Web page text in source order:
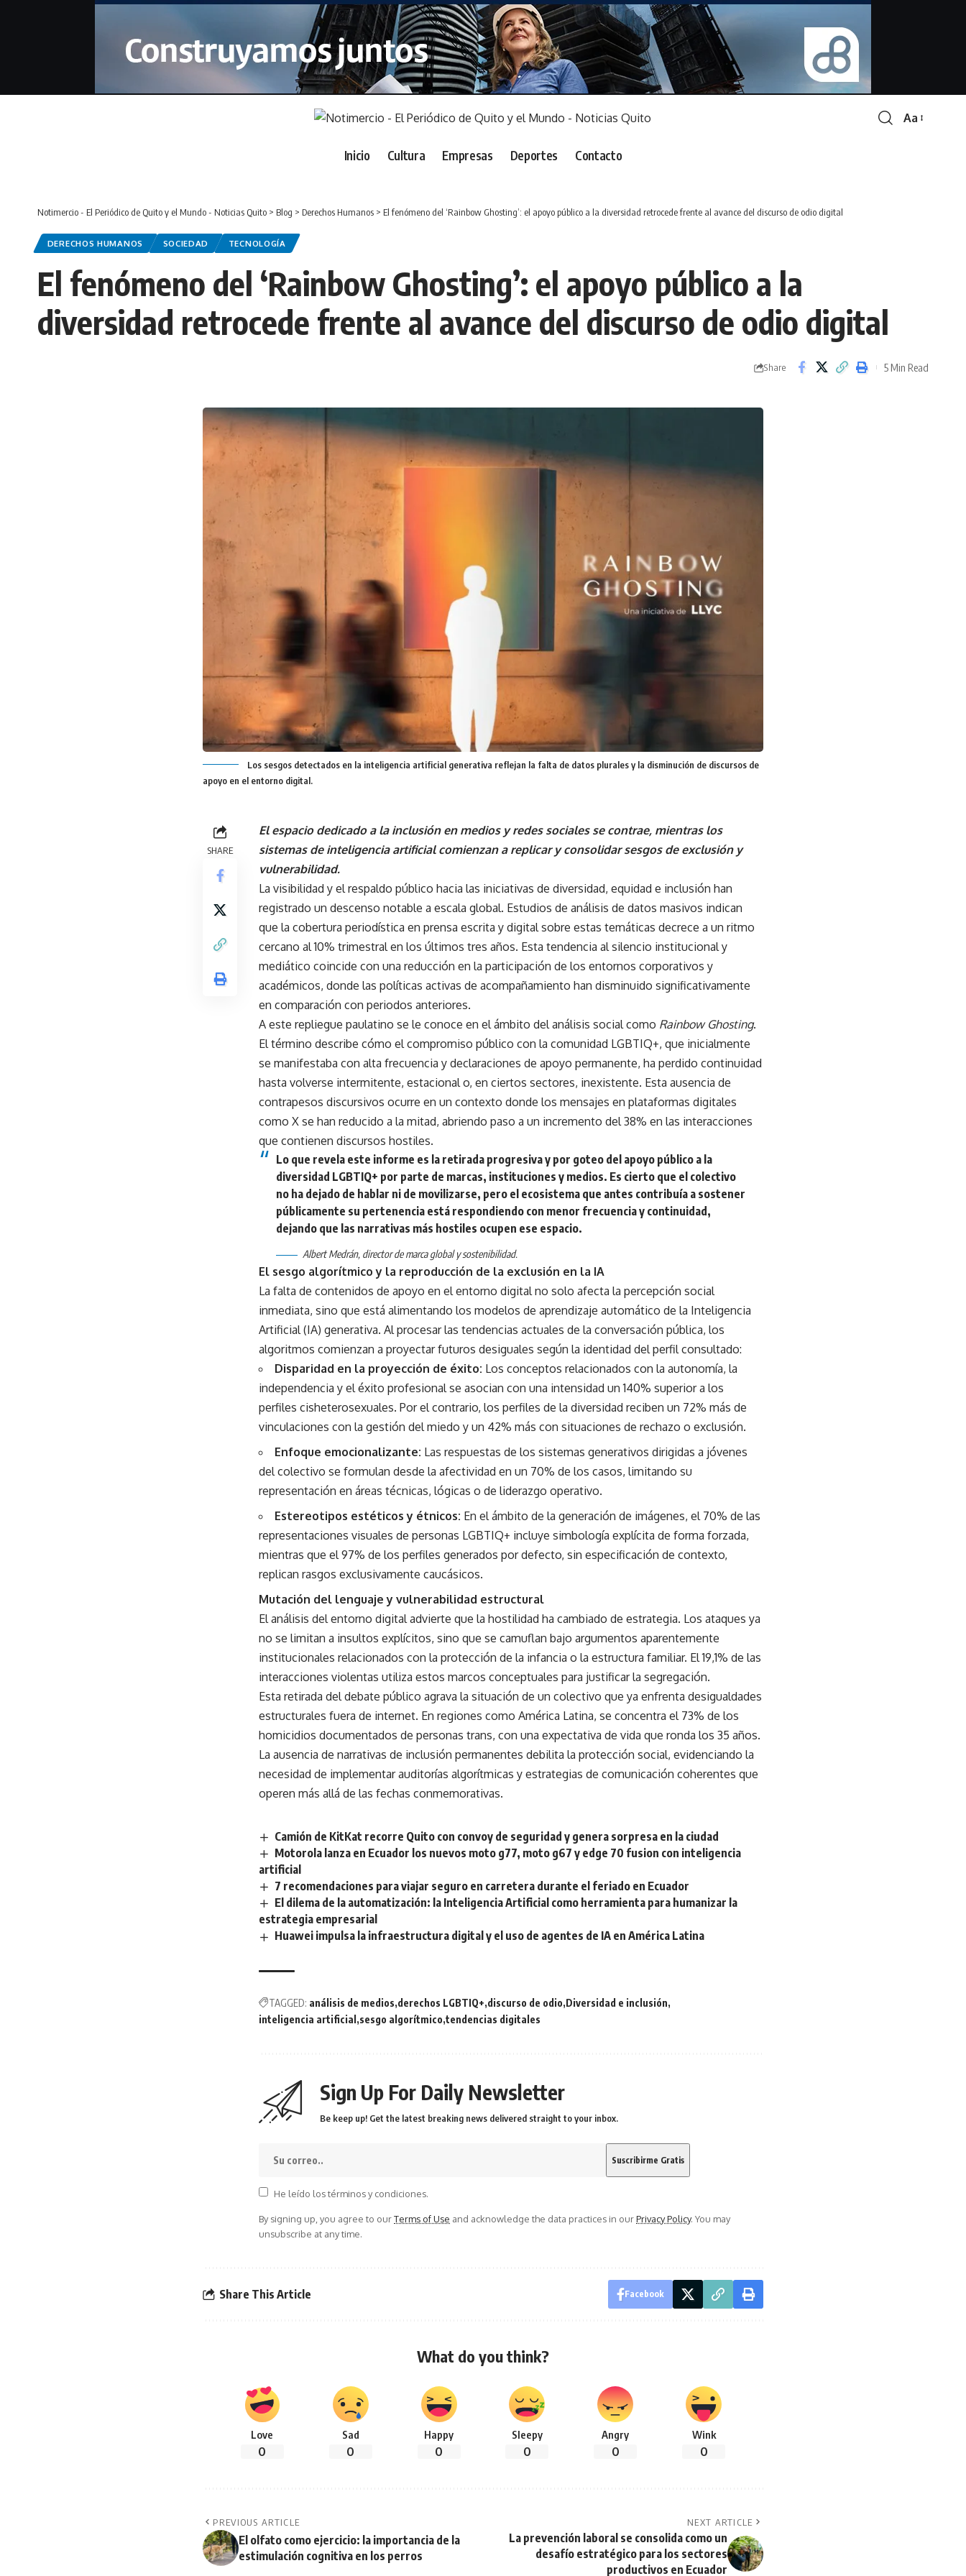
Font
Aa
Inicio Cultura Empresas Deportes Contacto
Notimercio - El Periódico de Quito y el Mundo - Noticias Quito > Blog > Derechos Humanos > El fenómeno del ‘Rainbow Ghosting’: el apoyo público a la diversidad retrocede frente al avance del discurso de odio digital
DERECHOS HUMANOS SOCIEDAD TECNOLOGÍA
El fenómeno del ‘Rainbow Ghosting’: el apoyo público a la
diversidad retrocede frente al avance del discurso de odio digital
Share 5 Min Read
Los sesgos detectados en la inteligencia artificial generativa reflejan la falta de datos plurales y la disminución de discursos de
apoyo en el entorno digital.
SHARE
El espacio dedicado a la inclusión en medios y redes sociales se contrae, mientras los
sistemas de inteligencia artificial comienzan a replicar y consolidar sesgos de exclusión y
vulnerabilidad.
La visibilidad y el respaldo público hacia las iniciativas de diversidad, equidad e inclusión han
registrado un descenso notable a escala global. Estudios de análisis de datos masivos indican
que la cobertura periodística en prensa escrita y digital sobre estas temáticas decrece a un ritmo
cercano al 10% trimestral en los últimos tres años. Esta tendencia al silencio institucional y
mediático coincide con una reducción en la participación de los entornos corporativos y
académicos, donde las políticas activas de acompañamiento han disminuido significativamente
en comparación con periodos anteriores.
A este repliegue paulatino se le conoce en el ámbito del análisis social como Rainbow Ghosting.
El término describe cómo el compromiso público con la comunidad LGBTIQ+, que inicialmente
se manifestaba con alta frecuencia y declaraciones de apoyo permanente, ha perdido continuidad
hasta volverse intermitente, estacional o, en ciertos sectores, inexistente. Esta ausencia de
contrapesos discursivos ocurre en un contexto donde los mensajes en plataformas digitales
como X se han reducido a la mitad, abriendo paso a un incremento del 38% en las interacciones
que contienen discursos hostiles.
Lo que revela este informe es la retirada progresiva y por goteo del apoyo público a la
diversidad LGBTIQ+ por parte de marcas, instituciones y medios. Es cierto que el colectivo
no ha dejado de hablar ni de movilizarse, pero el ecosistema que antes contribuía a sostener
públicamente su pertenencia está respondiendo con menor frecuencia y continuidad,
dejando que las narrativas más hostiles ocupen ese espacio.
Albert Medrán, director de marca global y sostenibilidad.
El sesgo algorítmico y la reproducción de la exclusión en la IA
La falta de contenidos de apoyo en el entorno digital no solo afecta la percepción social
inmediata, sino que está alimentando los modelos de aprendizaje automático de la Inteligencia
Artificial (IA) generativa. Al procesar las tendencias actuales de la conversación pública, los
algoritmos comienzan a proyectar futuros desiguales según la identidad del perfil consultado:
Disparidad en la proyección de éxito: Los conceptos relacionados con la autonomía, la
independencia y el éxito profesional se asocian con una intensidad un 140% superior a los
perfiles cisheterosexuales. Por el contrario, los perfiles de la diversidad reciben un 72% más de
vinculaciones con la gestión del miedo y un 42% más con situaciones de rechazo o exclusión.
Enfoque emocionalizante: Las respuestas de los sistemas generativos dirigidas a jóvenes
del colectivo se formulan desde la afectividad en un 70% de los casos, limitando su
representación en áreas técnicas, lógicas o de liderazgo operativo.
Estereotipos estéticos y étnicos: En el ámbito de la generación de imágenes, el 70% de las
representaciones visuales de personas LGBTIQ+ incluye simbología explícita de forma forzada,
mientras que el 97% de los perfiles generados por defecto, sin especificación de contexto,
replican rasgos exclusivamente caucásicos.
Mutación del lenguaje y vulnerabilidad estructural
El análisis del entorno digital advierte que la hostilidad ha cambiado de estrategia. Los ataques ya
no se limitan a insultos explícitos, sino que se camuflan bajo argumentos aparentemente
institucionales relacionados con la protección de la infancia o la estructura familiar. El 19,1% de las
interacciones violentas utiliza estos marcos conceptuales para justificar la segregación.
Esta retirada del debate público agrava la situación de un colectivo que ya enfrenta desigualdades
estructurales fuera de internet. En regiones como América Latina, se concentra el 73% de los
homicidios documentados de personas trans, con una expectativa de vida que ronda los 35 años.
La ausencia de narrativas de inclusión permanentes debilita la protección social, evidenciando la
necesidad de implementar auditorías algorítmicas y estrategias de comunicación coherentes que
operen más allá de las fechas conmemorativas.
Camión de KitKat recorre Quito con convoy de seguridad y genera sorpresa en la ciudad
Motorola lanza en Ecuador los nuevos moto g77, moto g67 y edge 70 fusion con inteligencia
artificial
7 recomendaciones para viajar seguro en carretera durante el feriado en Ecuador
El dilema de la automatización: la Inteligencia Artificial como herramienta para humanizar la
estrategia empresarial
Huawei impulsa la infraestructura digital y el uso de agentes de IA en América Latina
TAGGED: análisis de medios derechos LGBTIQ+ discurso de odio Diversidad e inclusión
inteligencia artificial sesgo algorítmico tendencias digitales
Sign Up For Daily Newsletter
Be keep up! Get the latest breaking news delivered straight to your inbox.
He leído los términos y condiciones.
By signing up, you agree to ourTerms of Use and acknowledge the data practices in ourPrivacy Policy. You may
unsubscribe at any time.
Share This Article Facebook
What do you think?
Love
0
Sad
0
Happy
0
Sleepy
0
Angry
0
Wink
0
PREVIOUS ARTICLE
El olfato como ejercicio: la importancia de la
estimulación cognitiva en los perros
NEXT ARTICLE
La prevención laboral se consolida como un
desafío estratégico para los sectores
productivos en Ecuador